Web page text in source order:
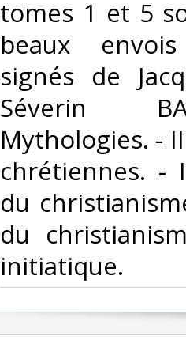
tomes 1 et 5
beaux
signés de
Séverin
Mythologies. -
chrétiennes. -
du
du
initiatique.‎